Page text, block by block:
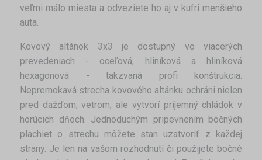
veľmi málo miesta a odveziete ho aj v kufri menšieho
auta.
Kovový altánok 3x3 je dostupný vo viacerých
prevedeniach - oceľová, hliníková a hliníková
hexagonová - takzvaná profi konštrukcia.
Nepremokavá strecha kovového altánku ochráni nielen
pred dažďom, vetrom, ale vytvorí príjemný chládok v
horúcich dňoch. Jednoduchým pripevnením bočných
plachiet o strechu môžete stan uzatvoriť z každej
strany. Je len na vašom rozhodnutí či použijete bočné